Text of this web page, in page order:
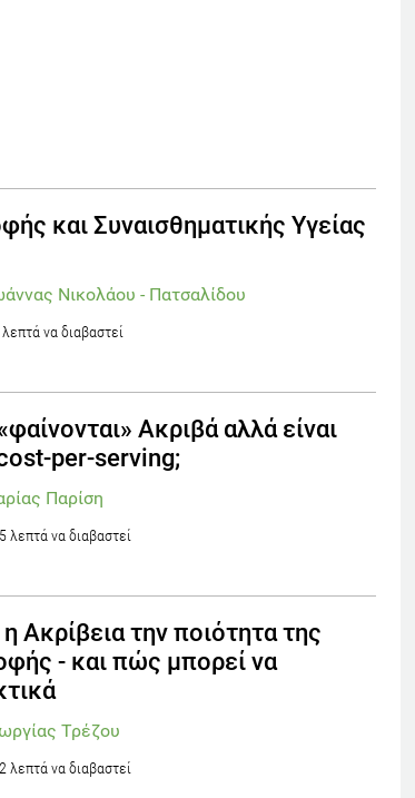
και Συναισθηματικής Υγείας
Νικολάου - Πατσαλίδου
να διαβαστεί
Ακριβά αλλά είναι
per-serving;
Παρίση
5 λεπτά να διαβαστεί
Ακρίβεια την ποιότητα της
- και πώς μπορεί να
Τρέζου
2 λεπτά να διαβαστεί